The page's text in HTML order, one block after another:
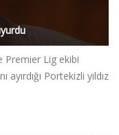
Premier Lig ekibi
ayırdığı Portekizli yıldız